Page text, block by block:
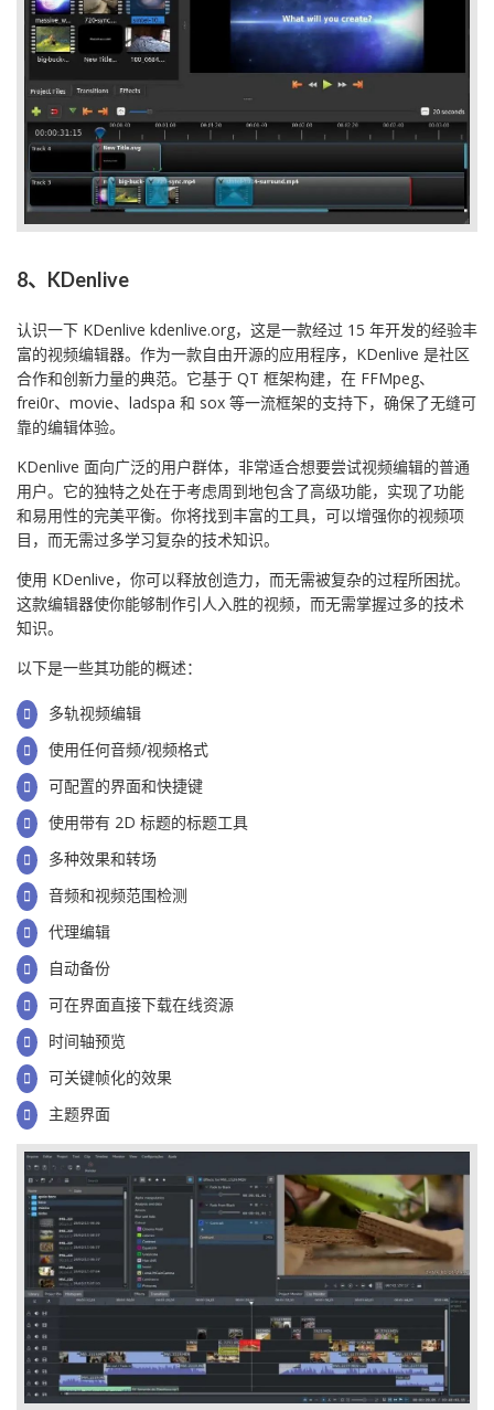
8、KDenlive
认识一下 KDenlive kdenlive.org，这是一款经过 15 年开发的经验丰
富的视频编辑器。作为一款自由开源的应用程序，KDenlive 是社区
合作和创新力量的典范。它基于 QT 框架构建，在 FFMpeg、
frei0r、movie、ladspa 和 sox 等一流框架的支持下，确保了无缝可
靠的编辑体验。
KDenlive 面向广泛的用户群体，非常适合想要尝试视频编辑的普通
用户。它的独特之处在于考虑周到地包含了高级功能，实现了功能
和易用性的完美平衡。你将找到丰富的工具，可以增强你的视频项
目，而无需过多学习复杂的技术知识。
使用 KDenlive，你可以释放创造力，而无需被复杂的过程所困扰。
这款编辑器使你能够制作引人入胜的视频，而无需掌握过多的技术
知识。
以下是一些其功能的概述：
多轨视频编辑
使用任何音频/视频格式
可配置的界面和快捷键
使用带有 2D 标题的标题工具
多种效果和转场
音频和视频范围检测
代理编辑
自动备份
可在界面直接下载在线资源
时间轴预览
可关键帧化的效果
主题界面